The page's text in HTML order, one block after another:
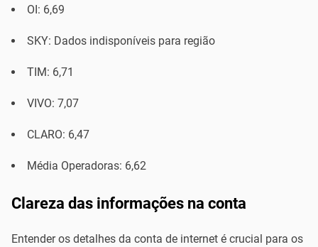
OI: 6,69
SKY: Dados indisponíveis para região
TIM: 6,71
VIVO: 7,07
CLARO: 6,47
Média Operadoras: 6,62
Clareza das informações na conta
Entender os detalhes da conta de internet é crucial para os